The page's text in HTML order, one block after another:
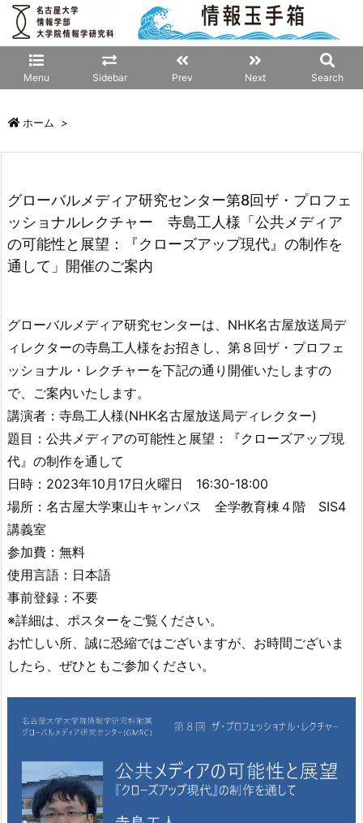
Menu Sidebar Prev Next Search
ホーム >
グローバルメディア研究センター第8回ザ・プロフェ
ッショナルレクチャー 寺島工人様「公共メディア
の可能性と展望：『クローズアップ現代』の制作を
通して」開催のご案内
グローバルメディア研究センターは、NHK名古屋放送局デ
ィレクターの寺島工人様をお招きし、第８回ザ・プロフェ
ッショナル・レクチャーを下記の通り開催いたしますの
で、ご案内いたします。
講演者：寺島工人様(NHK名古屋放送局ディレクター)
題目：公共メディアの可能性と展望：『クローズアップ現
代』の制作を通して
日時：2023年10月17日火曜日 16:30-18:00
場所：名古屋大学東山キャンパス 全学教育棟４階 SIS4
講義室
参加費：無料
使用言語：日本語
事前登録：不要
※詳細は、ポスターをご覧ください。
お忙しい所、誠に恐縮ではございますが、お時間ございま
したら、ぜひともご参加ください。